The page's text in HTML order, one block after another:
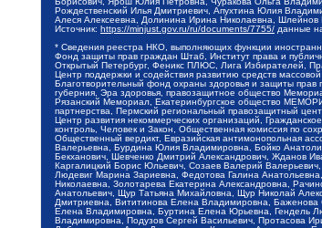
Рождественский Илья Дмитриевич, Апухтина Юлия
Алеся Алексеевна, Долинина Ирина Николаевна,
Источник: https://minjust.gov.ru/ru/documents/7755/ данные
* Сведения реестра НКО, выполняющих функции
Фонд защиты прав граждан Штаб, Институт права и
Открытый Петербург, Феникс ПЛЮС, Лига Избирателей,
Центр поддержки и содействия развитию средств
Благотворительный фонд охраны здоровья и защиты
губерния, Эра здоровья, правозащитное общество
Рязанский Мемориал, Екатеринбургское общество
партнерства, Пермский региональный правозащитный
Центр развития некоммерческих организаций,
контроль, Человек и Закон, Общественная комиссия по
Общественный вердикт, Евразийская антимонопольная
Валерьевна, Бурдина Юлия Владимировна, Бойко
Бекханович, Шевченко Дмитрий Александрович, Жданов
Каргалицкий Борис Юльевич, Созаев Валерий
Людевиг Марина Зариевна, Федотова Галина
Николаевна, Золотарева Екатерина Александровна,
Анатольевич, Щур Татьяна Михайловна, Щур Николай
Дмитриевна, Вититинова Елена Владимировна, Баженова
Елена Владимировна, Буртина Елена Юрьевна, Гендель
Владимировна, Подузов Сергей Васильевич, Протасова